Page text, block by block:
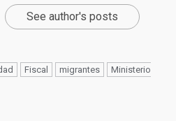
See author's posts
Fiscal migrantes
Ministerio